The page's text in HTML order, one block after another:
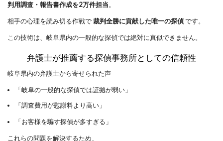
判用調査・報告書作成を2万件担当。
相手の心理を読み切る作戦で裁判全勝に貢献した唯一の探偵です。
この技術は、岐阜県内の一般的な探偵では絶対に真似できません。
弁護士が推薦する探偵事務所としての信頼性
岐阜県内の弁護士から寄せられた声
「岐阜の一般的な探偵では証拠が弱い」
「調査費用が慰謝料より高い」
「お客様を騙す探偵が多すぎる」
これらの問題を解決するため、